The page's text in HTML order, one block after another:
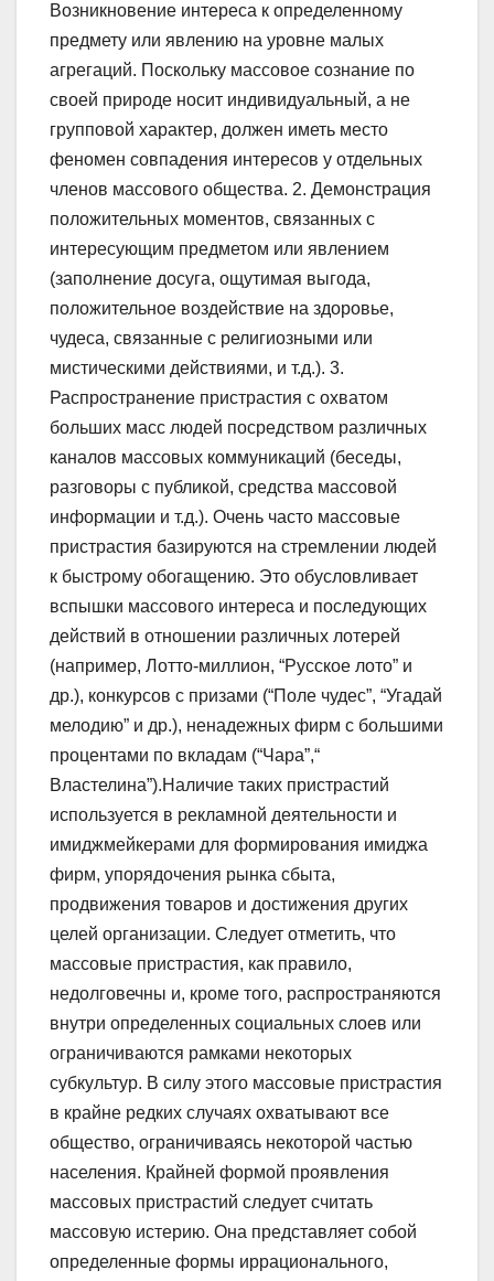
Возникновение интереса к определенному
предмету или явлению на уровне малых
агрегаций. Поскольку массовое сознание по
своей природе носит индивидуальный, а не
групповой характер, должен иметь место
феномен совпадения интересов у отдельных
членов массового общества. 2. Демонстрация
положительных моментов, связанных с
интересующим предметом или явлением
(заполнение досуга, ощутимая выгода,
положительное воздействие на здоровье,
чудеса, связанные с религиозными или
мистическими действиями, и т.д.). 3.
Распространение пристрастия с охватом
больших масс людей посредством различных
каналов массовых коммуникаций (беседы,
разговоры с публикой, средства массовой
информации и т.д.). Очень часто массовые
пристрастия базируются на стремлении людей
к быстрому обогащению. Это обусловливает
вспышки массового интереса и последующих
действий в отношении различных лотерей
(например, Лотто-миллион, “Русское лото” и
др.), конкурсов с призами (“Поле чудес”, “Угадай
мелодию” и др.), ненадежных фирм с большими
процентами по вкладам (“Чара”,“
Властелина”).Наличие таких пристрастий
используется в рекламной деятельности и
имиджмейкерами для формирования имиджа
фирм, упорядочения рынка сбыта,
продвижения товаров и достижения других
целей организации. Следует отметить, что
массовые пристрастия, как правило,
недолговечны и, кроме того, распространяются
внутри определенных социальных слоев или
ограничиваются рамками некоторых
субкультур. В силу этого массовые пристрастия
в крайне редких случаях охватывают все
общество, ограничиваясь некоторой частью
населения. Крайней формой проявления
массовых пристрастий следует считать
массовую истерию. Она представляет собой
определенные формы иррационального,